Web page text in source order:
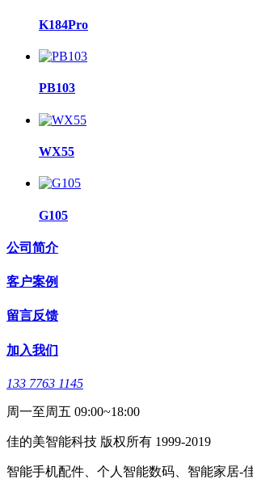
K184Pro
PB103
WX55
G105
公司简介
客户案例
留言反馈
加入我们
133 7763 1145
周一至周五 09:00~18:00
佳的美智能科技 版权所有 1999-2019
智能手机配件、个人智能数码、智能家居-